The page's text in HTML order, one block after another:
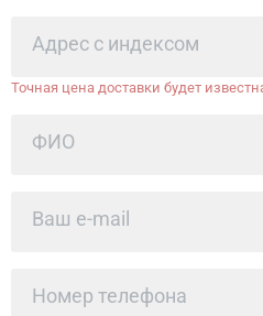
Точная цена доставки будет